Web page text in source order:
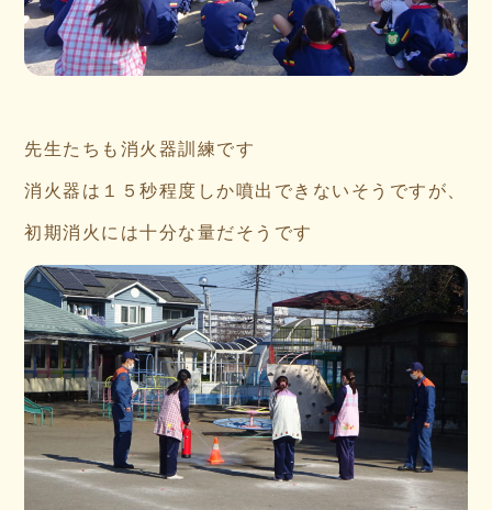
先生たちも消火器訓練です
消火器は１５秒程度しか噴出できないそうですが、
初期消火には十分な量だそうです